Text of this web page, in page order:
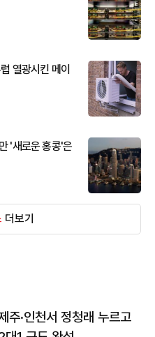
열광시킨 메이
'새로운 홍콩'은
더보기
주·인천서 정청래 누르고